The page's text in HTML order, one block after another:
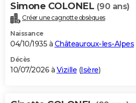
Alimentation
Guide de la santé
Maladies
Médicaments
Sommeil
VOYAGE
Destinations
City break
Voyage nature
Voyage de noces
Forum
Climat
+PHOTO
GUIDES D'ACHAT
BONS PLANS
Simone COLONEL (90 ans)
Créer une cagnotte obsèques
Naissance
04/10/1935 à Châteauroux-les-Alpes
Décès
10/07/2026 à Vizille (Isère)